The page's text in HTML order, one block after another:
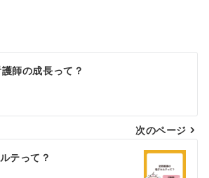
師の成長って？
次のページ
テって？